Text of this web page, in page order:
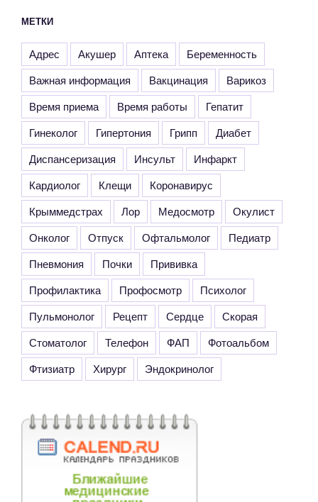
МЕТКИ
Адрес Акушер Аптека
Беременность
Важная информация
Вакцинация
Варикоз
Время приема
Время работы
Гепатит
Гинеколог
Гипертония Грипп
Диабет
Диспансеризация
Инсульт
Инфаркт
Кардиолог
Клещи
Коронавирус
Крыммедстрах
Лор Медосмотр
Окулист
Онколог
Отпуск Офтальмолог
Педиатр
Пневмония
Почки
Прививка
Профилактика
Профосмотр
Психолог
Пульмонолог
Рецепт Сердце
Скорая
Стоматолог
Телефон ФАП
Фотоальбом
Фтизиатр
Хирург Эндокринолог